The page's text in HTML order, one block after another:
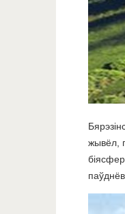
жывёл,